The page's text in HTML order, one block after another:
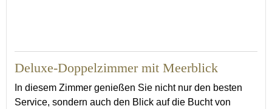
Deluxe-Doppelzimmer mit Meerblick
In diesem Zimmer genießen Sie nicht nur den besten
Service, sondern auch den Blick auf die Bucht von